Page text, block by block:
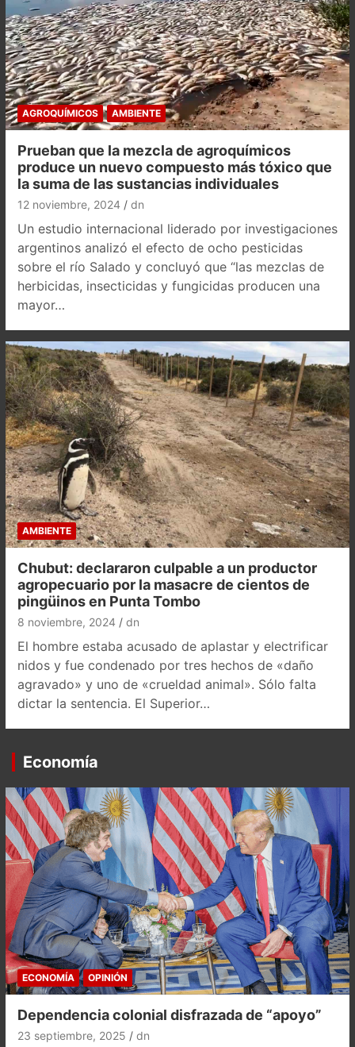
AGROQUÍMICOS AMBIENTE
Prueban que la mezcla de agroquímicos
produce un nuevo compuesto más tóxico que
la suma de las sustancias individuales
12 noviembre, 2024 dn
Un estudio internacional liderado por investigaciones
argentinos analizó el efecto de ocho pesticidas
sobre el río Salado y concluyó que “las mezclas de
herbicidas, insecticidas y fungicidas producen una
mayor…
AMBIENTE
Chubut: declararon culpable a un productor
agropecuario por la masacre de cientos de
pingüinos en Punta Tombo
8 noviembre, 2024 dn
El hombre estaba acusado de aplastar y electrificar
nidos y fue condenado por tres hechos de «daño
agravado» y uno de «crueldad animal». Sólo falta
dictar la sentencia. El Superior…
Economía
ECONOMÍA OPINIÓN
Dependencia colonial disfrazada de “apoyo”
23 septiembre, 2025 dn